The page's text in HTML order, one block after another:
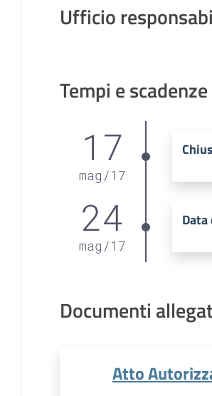
Ufficio
Tempi e scadenze
17
mag /17
24
mag /17
Documenti
Atto